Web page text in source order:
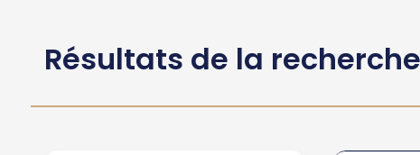
Résultats de la recherche